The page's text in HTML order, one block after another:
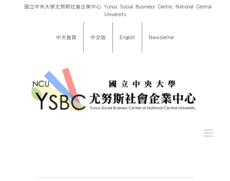
國立中央大學尤努斯社會企業中心 Yunus Social Business Centre, National Central
University
中大首頁 中文版 English Newsletter